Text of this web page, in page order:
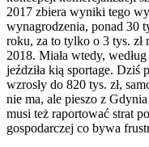
2017 zbiera wyniki tego
wynagrodzenia, ponad 30
roku, za to tylko o 3 tys. zł
2018. Miała wtedy,
jeździła kią sportage. Dziś
wzrosły do 820 tys. zł,
nie ma, ale pieszo z
musi też raportować strat
gospodarczej co bywa